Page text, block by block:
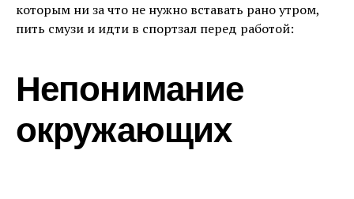
которым ни за что не нужно вставать рано утром,
пить смузи и идти в спортзал перед работой:
Непонимание
окружающих